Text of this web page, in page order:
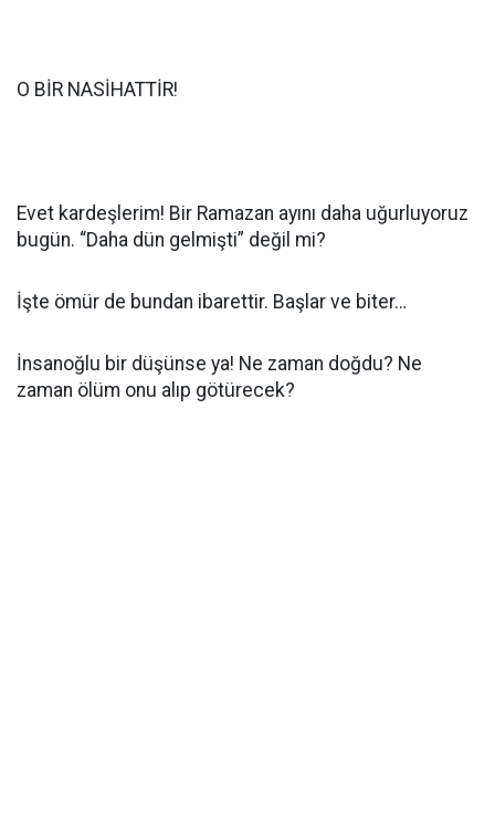
O BİR NASİHATTİR!
Evet kardeşlerim! Bir Ramazan ayını daha uğurluyoruz
bugün. “Daha dün gelmişti” değil mi?
İşte ömür de bundan ibarettir. Başlar ve biter…
İnsanoğlu bir düşünse ya! Ne zaman doğdu? Ne
zaman ölüm onu alıp götürecek?